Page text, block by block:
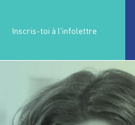
Inscris-toi à l'infolettre